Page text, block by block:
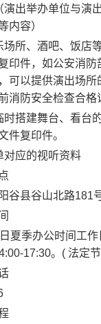
演出举办单位与演
内容）
场所、酒吧、饭店
印件，如公安消
可以提供演出场
消防安全检查合格
时搭建舞台、看台
件复印件。
对应的视听资料
谷县谷山北路181
夏季办公时间工
17:30。( 法定节